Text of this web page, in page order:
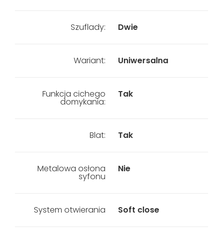
Szuflady: Dwie
Wariant: Uniwersalna
Funkcja cichego
domykania:
Tak
Blat: Tak
Metalowa osłona
syfonu
Nie
System otwierania Soft close